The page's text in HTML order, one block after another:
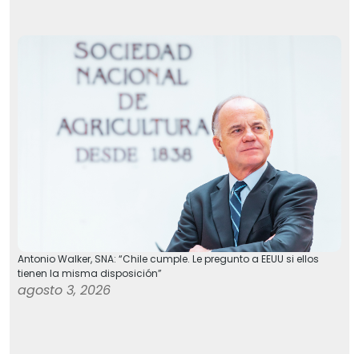
Antonio Walker, SNA: “Chile cumple. Le pregunto a EEUU si ellos
tienen la misma disposición”
agosto 3, 2026